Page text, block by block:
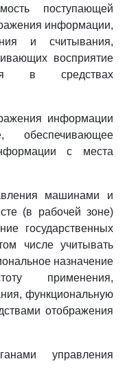
поступающей
информации,
и считывания,
восприятие
в средствах
информации
обеспечивающее
с места
машинами и
(в рабочей зоне)
государственных
числе учитывать
назначение
применения,
функциональную
отображения
управления